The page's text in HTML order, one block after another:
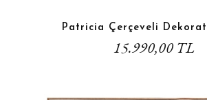
Patricia Çerçeveli
15.990,00 TL